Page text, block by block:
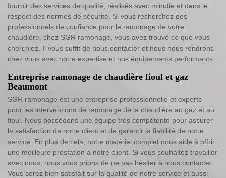
fournir des services de qualité, réalisés avec minutie et dans le
respect des normes de sécurité. Si vous recherchez des
professionnels de confiance pour le ramonage de votre
chaudière, chez SGR ramonage, vous avez trouvé ce que vous
cherchiez. Il vous suffit de nous contacter et nous nous rendrons
chez vous avec notre expertise et nos équipements performants.
Entreprise ramonage de chaudière fioul et gaz
Beaumont
SGR ramonage est une entreprise professionnelle et experte
pour les interventions de ramonage de la chaudière au gaz et au
fioul. Nous possédons une équipe très compétente pour assurer
la satisfaction de notre client et de garantir la fiabilité de notre
service. En plus de cela, notre matériel complet nous aide à offrir
une meilleure prestation à notre client. Si vous souhaitez travailler
avec nous, nous vous prions de ne pas hésiter à nous contacter.
Vous serez bien satisfait sur la qualité de notre service et aussi